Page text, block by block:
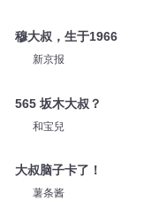
穆大叔，生于1966
新京报
565 坂木大叔？
和宝兒
大叔脑子卡了！
薯条酱